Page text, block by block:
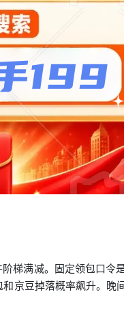
梯满减。固定领包口令
京豆掉落概率飙升。晚